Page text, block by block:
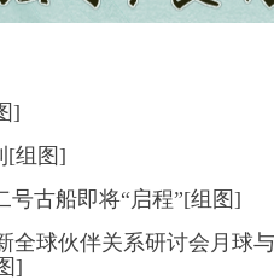
]
[组图]
号古船即将“启程”[组图]
全球伙伴关系研讨会月球与
]